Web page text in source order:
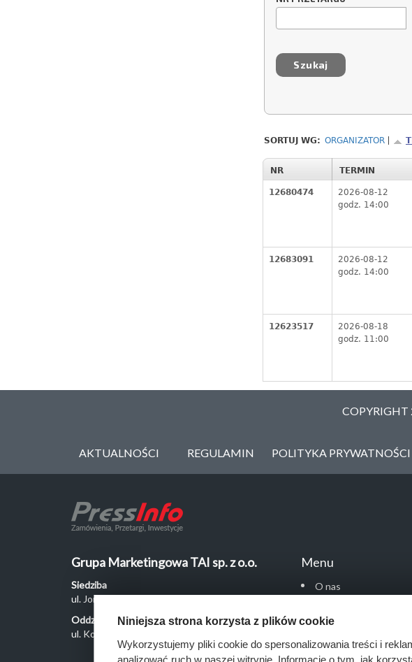
SORTUJ WG: ORGANIZATOR
NR TERMIN
12680474
2026-08-12
godz. 14:00
12683091
2026-08-12
godz. 14:00
12623517
2026-08-18
godz. 11:00
COPYRIGHT
AKTUALNOŚCI REGULAMIN POLITYKA PRYWATNOŚCI
Grupa Marketingowa TAI sp. z o.o.
Siedziba
ul. Jordanowska 12, 04-204 Warszawa
Oddział Poznań
ul. Kochanowskiego 18/6, 60-846 Poznań
Menu
O nas
Monitoring przetargów
Raporty przetargowe
Niniejsza strona korzysta z plików cookie
Wykorzystujemy pliki cookie do spersonalizowania treści i
analizować ruch w naszej witrynie. Informacje o tym, jak